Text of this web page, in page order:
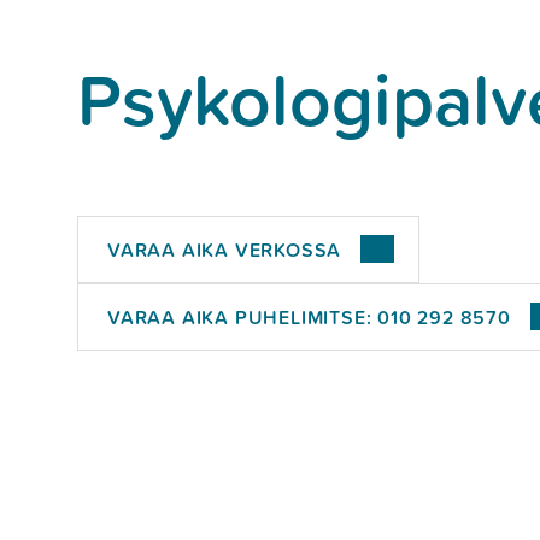
VARAA AIKA VERKOSSA
VARAA AIKA PUHELIMITSE:010 292 8570